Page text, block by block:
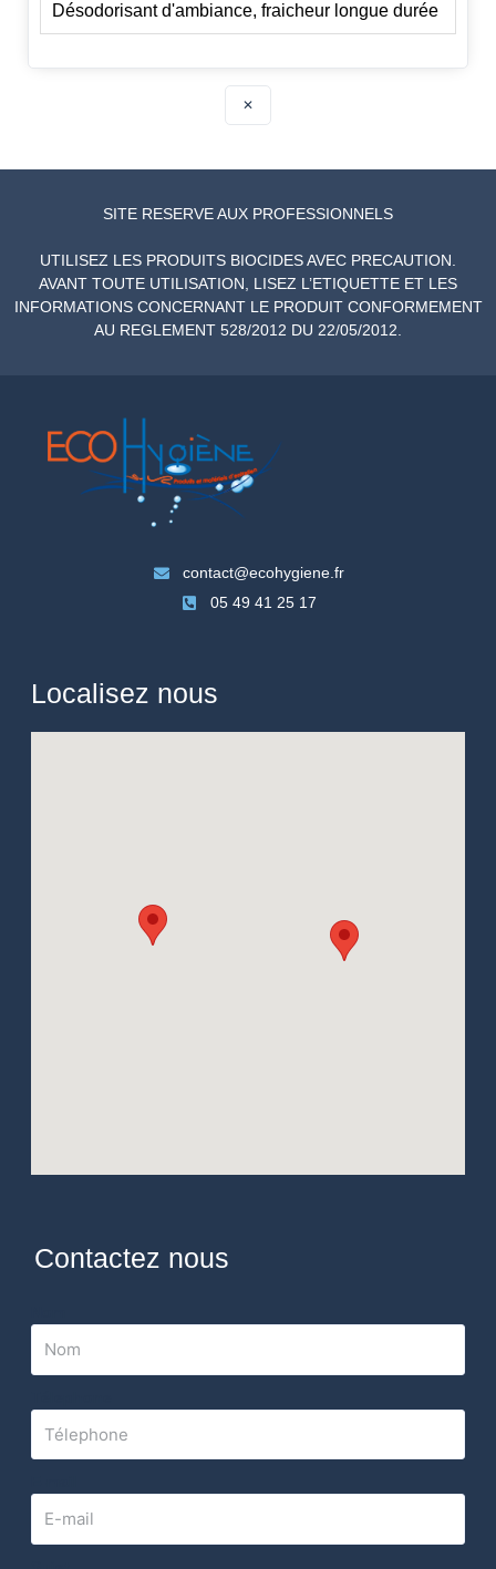
Désodorisant d'ambiance, fraicheur longue durée
✕
SITE RESERVE AUX PROFESSIONNELS
UTILISEZ LES PRODUITS BIOCIDES AVEC PRECAUTION.
AVANT TOUTE UTILISATION, LISEZ L’ETIQUETTE ET LES
INFORMATIONS CONCERNANT LE PRODUIT CONFORMEMENT
AU REGLEMENT 528/2012 DU 22/05/2012.
contact@ecohygiene.fr
05 49 41 25 17
Localisez nous
Contactez nous